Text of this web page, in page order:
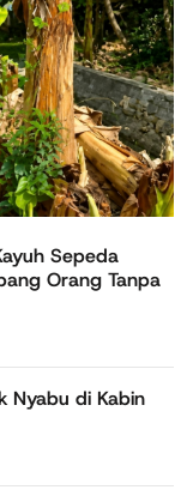
Sepeda
Orang Tanpa
Nyabu di Kabin